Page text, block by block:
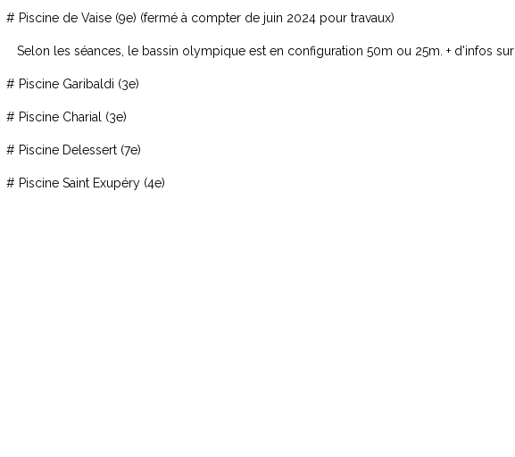
# Piscine de Vaise (9e) (fermé à compter de juin 2024 pour travaux)
Selon les séances, le bassin olympique est en configuration 50m ou 25m. + d'infos sur
# Piscine Garibaldi (3e)
# Piscine Charial (3e)
# Piscine Delessert (7e)
# Piscine Saint Exupéry (4e)